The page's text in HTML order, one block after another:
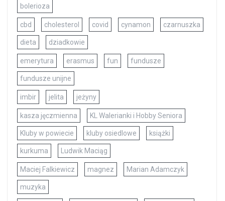
bolerioza
cbd cholesterol covid cynamon czarnuszka
dieta dziadkowie
emerytura erasmus fun fundusze
fundusze unijne
imbir jelita jeżyny
kasza jęczmienna KL Walerianki i Hobby Seniora
Kluby w powiecie kluby osiedlowe książki
kurkuma Ludwik Maciąg
Maciej Falkiewicz magnez Marian Adamczyk
muzyka